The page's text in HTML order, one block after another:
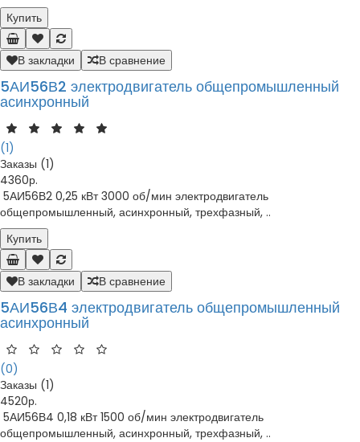
Купить
В закладки В сравнение
5АИ56В2 электродвигатель общепромышленный
асинхронный
(1)
Заказы (1)
4360р.
5АИ56В2 0,25 кВт 3000 об/мин электродвигатель
общепромышленный, асинхронный, трехфазный, ..
Купить
В закладки В сравнение
5АИ56В4 электродвигатель общепромышленный
асинхронный
(0)
Заказы (1)
4520р.
5АИ56В4 0,18 кВт 1500 об/мин электродвигатель
общепромышленный, асинхронный, трехфазный, ..